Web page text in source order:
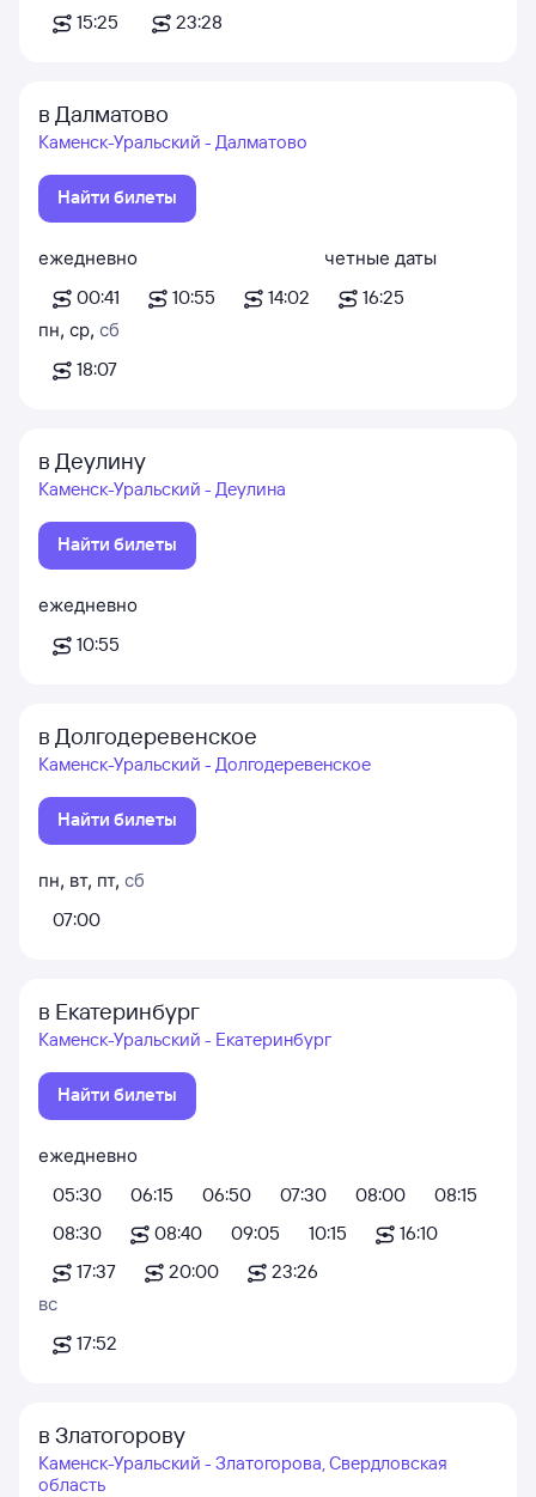
15:25
23:28
в Далматово
Каменск-Уральский - Далматово
Найти билеты
ежедневно
00:41
10:55 14:02
четные даты
16:25
пн, ср, сб
18:07
в Деулину
Каменск-Уральский - Деулина
Найти билеты
ежедневно
10:55
в Долгодеревенское
Каменск-Уральский - Долгодеревенское
Найти билеты
пн, вт, пт, сб
07:00
в Екатеринбург
Каменск-Уральский - Екатеринбург
Найти билеты
ежедневно
05:30
06:15 06:50 07:30 08:00
08:15
08:30
08:40 09:05 10:15
16:10
17:37
20:00
23:26
вс
17:52
в Златогорову
Каменск-Уральский - Златогорова, Свердловская
область